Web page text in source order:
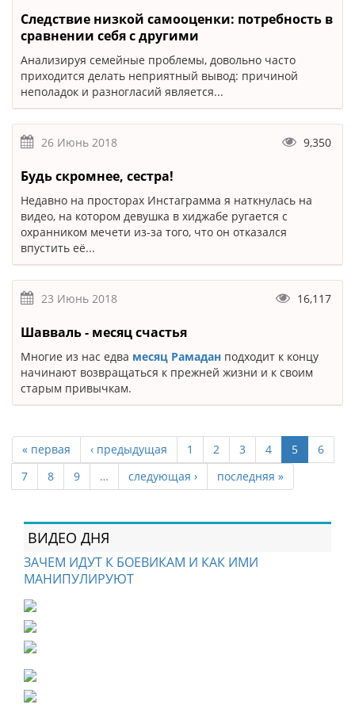
Следствие низкой самооценки: потребность в
сравнении себя с другими
Анализируя семейные проблемы, довольно часто
приходится делать неприятный вывод: причиной
неполадок и разногласий является...
26 Июнь 2018 9,350
Будь скромнее, сестра!
Недавно на просторах Инстаграмма я наткнулась на
видео, на котором девушка в хиджабе ругается с
охранником мечети из-за того, что он отказался
впустить её...
23 Июнь 2018 16,117
Шавваль - месяц счастья
Многие из нас едва месяц Рамадан подходит к концу
начинают возвращаться к прежней жизни и к своим
старым привычкам.
« первая ‹ предыдущая 1 2 3 4 5
6
7
8 9 … следующая › последняя »
ВИДЕО ДНЯ
ЗАЧЕМ ИДУТ К БОЕВИКАМ И КАК ИМИ
МАНИПУЛИРУЮТ